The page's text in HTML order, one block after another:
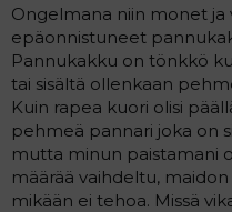
a
l
o
t
a
j
a
i
e
s
t
i
Ongelmana niin monet ja
epäonnistuneet
Pannukakku on tönkkö
tai sisältä ollenkaan
Kuin rapea kuori olisi
pehmeä pannari joka on
mutta minun paistamani
määrää vaihdeltu,
mikään ei tehoa. Missä